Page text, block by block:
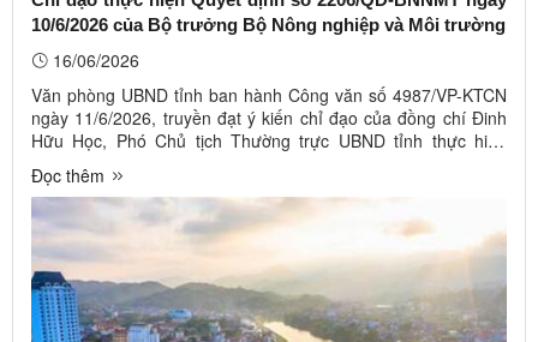
10/6/2026 của Bộ trưởng Bộ Nông nghiệp và Môi trường
16/06/2026
Văn phòng UBND tỉnh ban hành Công văn số 4987/VP-KTCN
ngày 11/6/2026, truyền đạt ý kiến chỉ đạo của đồng chí Đinh
Hữu Học, Phó Chủ tịch Thường trực UBND tỉnh thực hiện
Quyết định số 2206/QĐ-BNNMT ngày 10/6/2026 của Bộ
trưởng Bộ Nông nghiệp và Môi trường về việc công bố và
hướng dẫn kết nối để khai ...
Đọc thêm